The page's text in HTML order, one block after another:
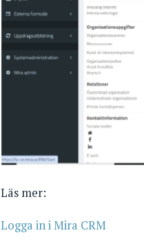
Läs mer:
Logga in i Mira CRM